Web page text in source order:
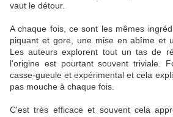
vaut le détour.
A chaque fois, ce sont les mêmes
piquant et gore, une mise en abîme et
Les auteurs explorent tout un tas de
l'origine est pourtant souvent triviale.
casse-gueule et expérimental et cela
pas mouche à chaque fois.
C'est très efficace et souvent cela